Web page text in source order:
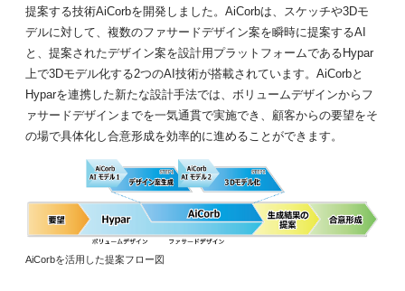
提案する技術AiCorbを開発しました。AiCorbは、スケッチや3Dモ
デルに対して、複数のファサードデザイン案を瞬時に提案するAI
と、提案されたデザイン案を設計用プラットフォームであるHypar
上で3Dモデル化する2つのAI技術が搭載されています。AiCorbと
Hyparを連携した新たな設計手法では、ボリュームデザインからフ
ァサードデザインまでを一気通貫で実施でき、顧客からの要望をそ
の場で具体化し合意形成を効率的に進めることができます。
AiCorbを活用した提案フロー図